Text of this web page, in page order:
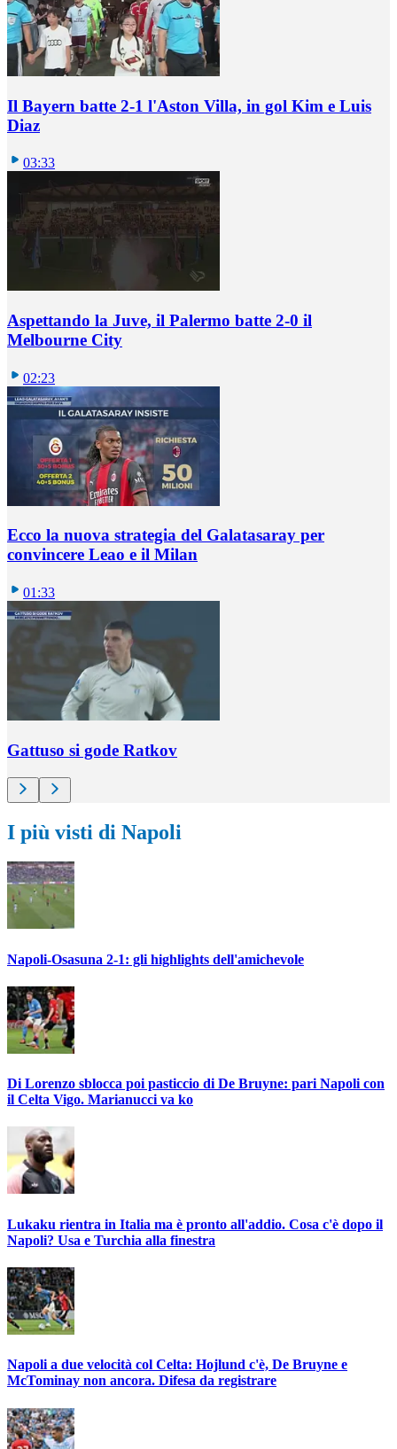
Il Bayern batte 2-1 l'Aston Villa, in gol Kim e Luis
Diaz
03:33
Aspettando la Juve, il Palermo batte 2-0 il
Melbourne City
02:23
Ecco la nuova strategia del Galatasaray per
convincere Leao e il Milan
01:33
Gattuso si gode Ratkov
I più visti di Napoli
Napoli-Osasuna 2-1: gli highlights dell'amichevole
Di Lorenzo sblocca poi pasticcio di De Bruyne: pari Napoli con
il Celta Vigo. Marianucci va ko
Lukaku rientra in Italia ma è pronto all'addio. Cosa c'è dopo il
Napoli? Usa e Turchia alla finestra
Napoli a due velocità col Celta: Hojlund c'è, De Bruyne e
McTominay non ancora. Difesa da registrare